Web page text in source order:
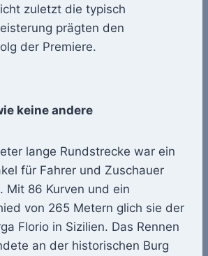
zuletzt die typisch
prägten den
der Premiere.
keine andere
lange Rundstrecke war ein
für Fahrer und Zuschauer
Mit 86 Kurven und ein
von 265 Metern glich sie der
Florio in Sizilien. Das Rennen
an der historischen Burg